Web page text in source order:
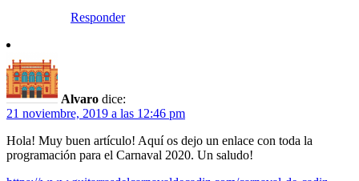
Responder
Alvaro dice:
21 noviembre, 2019 a las 12:46 pm
Hola! Muy buen artículo! Aquí os dejo un enlace con toda la
programación para el Carnaval 2020. Un saludo!